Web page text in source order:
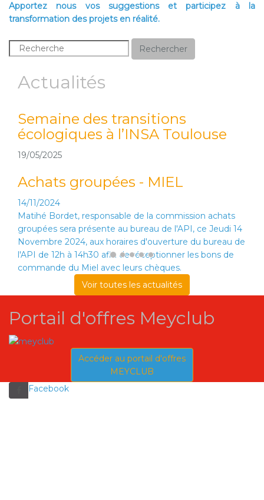
Apportez nous vos suggestions et participez à la
transformation des projets en réalité.
Rechercher
Actualités
Semaine des transitions
écologiques à l’INSA Toulouse
19/05/2025
Achats groupées - MIEL
14/11/2024
Matihé Bordet, responsable de la commission achats
groupées sera présente au bureau de l'API, ce Jeudi 14
Novembre 2024, aux horaires d'ouverture du bureau de
l'API de 12h à 14h30 afin de réceptionner les bons de
commande du Miel avec leurs chèques.
Voir toutes les actualités
Portail d'offres Meyclub
Accéder au portail d'offres
MEYCLUB
Facebook